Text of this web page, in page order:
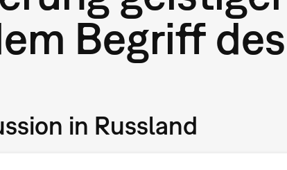
Begriff des
in Russland